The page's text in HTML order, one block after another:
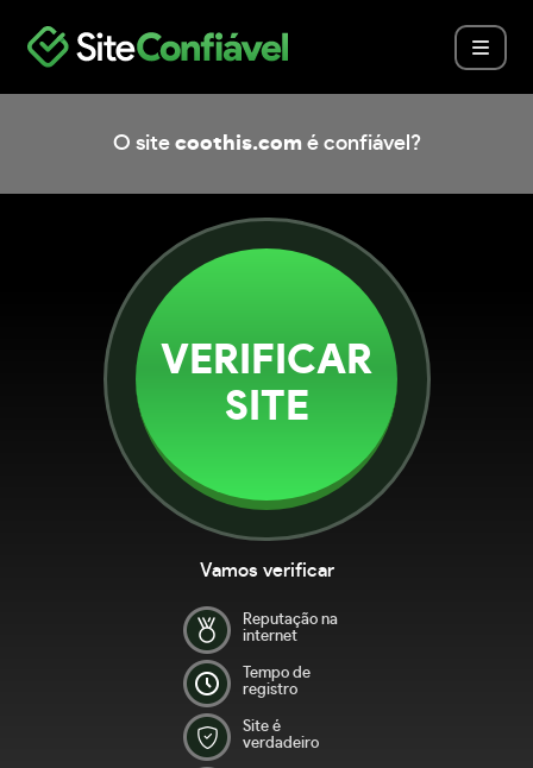
O site coothis.com é confiável?
VERIFICAR
SITE
Vamos verificar
Reputação na
internet
Tempo de
registro
Site é
verdadeiro